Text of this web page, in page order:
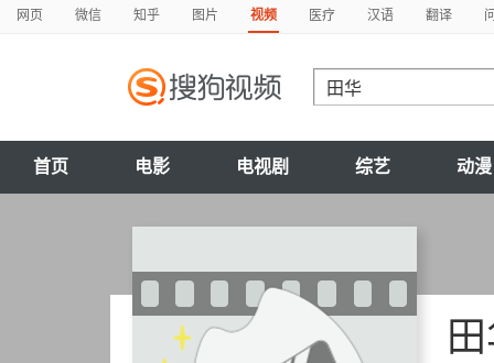
网页 微信 知乎 图片 视频 医疗 汉语 翻译
首页 电影 电视剧 综艺 动漫